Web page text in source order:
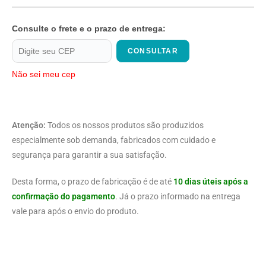
Consulte o frete e o prazo de entrega:
CONSULTAR
Não sei meu cep
Atenção: Todos os nossos produtos são produzidos
especialmente sob demanda, fabricados com cuidado e
segurança para garantir a sua satisfação.
Desta forma, o prazo de fabricação é de até 10 dias úteis após a
confirmação do pagamento. Já o prazo informado na entrega
vale para após o envio do produto.